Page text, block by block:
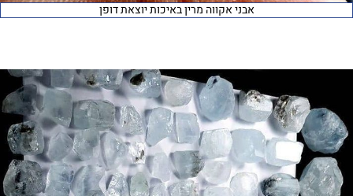
אבני אקווה מרין באיכות יוצאת דופן